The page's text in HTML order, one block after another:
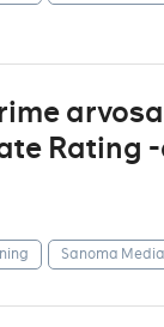
Rating
Sanoma